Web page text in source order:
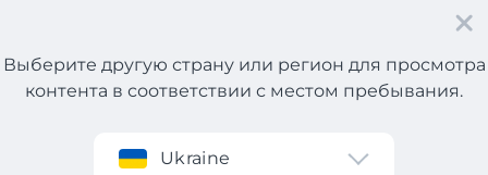
Регистрация
Выберите другую страну или регион для просмотра
контента в соответствии с местом пребывания.
Ukraine
CECIL